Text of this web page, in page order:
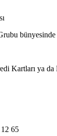
Kartları ya
65